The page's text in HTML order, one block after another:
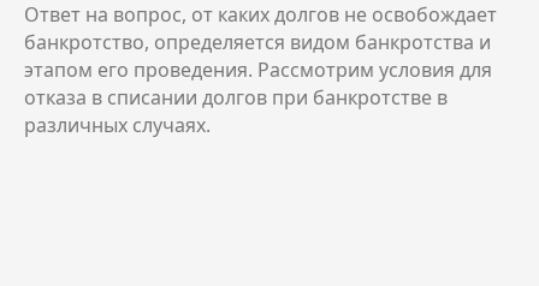
Ответ на вопрос, от каких долгов не освобождает
банкротство, определяется видом банкротства и
этапом его проведения. Рассмотрим условия для
отказа в списании долгов при банкротстве в
различных случаях.